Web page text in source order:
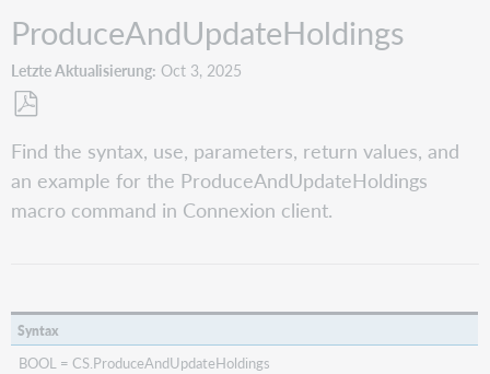
ProduceAndUpdateHoldings
Letzte Aktualisierung Oct 3, 2025
PDF
speichern
Find the syntax, use, parameters, return values, and
an example for the ProduceAndUpdateHoldings
macro command in Connexion client.
Syntax
BOOL = CS.ProduceAndUpdateHoldings